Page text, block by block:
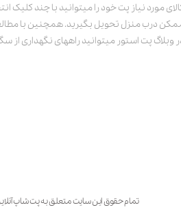
مورد نیاز پت خود را میتوانید با چند کلیک
درب منزل تحویل بگیرید. همچنین با
وبلاگ پت استور میتوانید راههای نگهداری از
تمام حقوق این سایت متعلق به پت شاپ